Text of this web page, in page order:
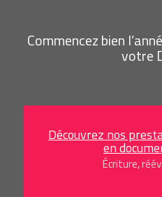
Commencez bien
votre
Découvrez nos
en
Écriture,